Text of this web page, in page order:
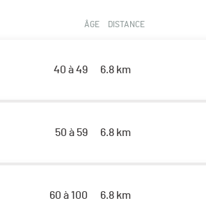
ÂGE DISTANCE
40 à 49 6.8 km
50 à 59 6.8 km
60 à 100 6.8 km